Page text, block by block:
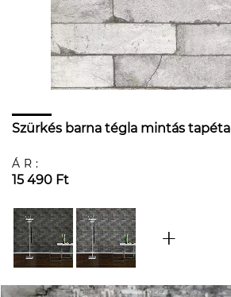
Szürkés barna tégla mintás tapéta
ÁR:
15 490 Ft